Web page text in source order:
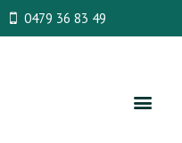
0479 36 83 49